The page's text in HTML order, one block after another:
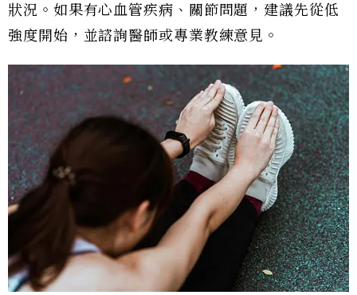
狀況。如果有心血管疾病、關節問題，建議先從低
強度開始，並諮詢醫師或專業教練意見。